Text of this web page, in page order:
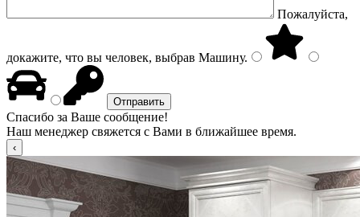
Пожалуйста,
докажите, что вы человек, выбрав Машину.
Спасибо за Ваше сообщение!
Наш менеджер свяжется с Вами в ближайшее время.